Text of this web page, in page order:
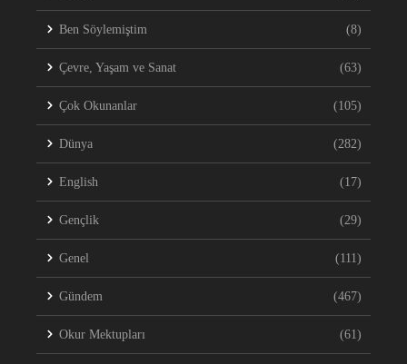
Ben Söylemiştim (8)
Çevre, Yaşam ve Sanat (63)
Çok Okunanlar (105)
Dünya (282)
English (17)
Gençlik (29)
Genel (111)
Gündem (467)
Okur Mektupları (61)